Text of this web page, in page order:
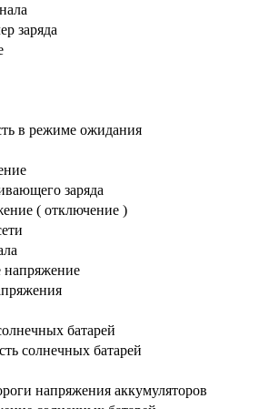
заряда
в режиме ожидания
заряда
( отключение )
напряжение
батарей
солнечных батарей
напряжения аккумуляторов